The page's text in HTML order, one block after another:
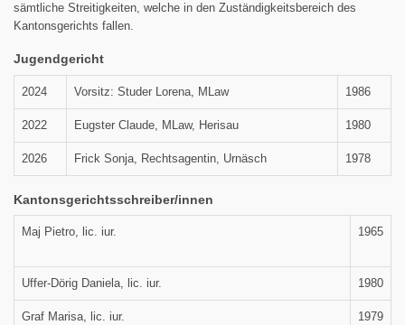
sämtliche Streitigkeiten, welche in den Zuständigkeitsbereich des
Kantonsgerichts fallen.
Jugendgericht
2024 Vorsitz: Studer Lorena, MLaw 1986
2022 Eugster Claude, MLaw, Herisau 1980
2026 Frick Sonja, Rechtsagentin, Urnäsch 1978
Kantonsgerichtsschreiber/innen
Maj Pietro, lic. iur. 1965
Uffer-Dörig Daniela, lic. iur. 1980
Graf Marisa, lic. iur. 1979